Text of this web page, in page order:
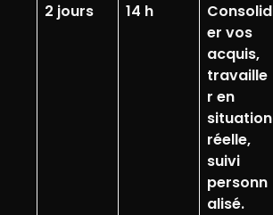
2 jours 14 h
Consolid
er vos
acquis,
travaille
r en
situation
réelle,
suivi
personn
alisé.